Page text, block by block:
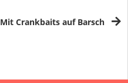
Mit Crankbaits auf Barsch